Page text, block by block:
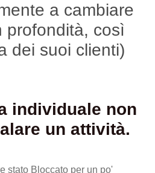
a cambiare
profondità, così
dei suoi clienti)
individuale non
un attività.
stato Bloccato per un po'